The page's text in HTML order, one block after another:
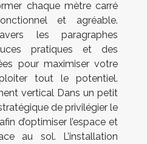
chaque mètre carré
et agréable.
les paragraphes
pratiques et des
pour maximiser votre
tout le potentiel.
vertical Dans un petit
de privilégier le
d’optimiser l’espace et
au sol. L’installation